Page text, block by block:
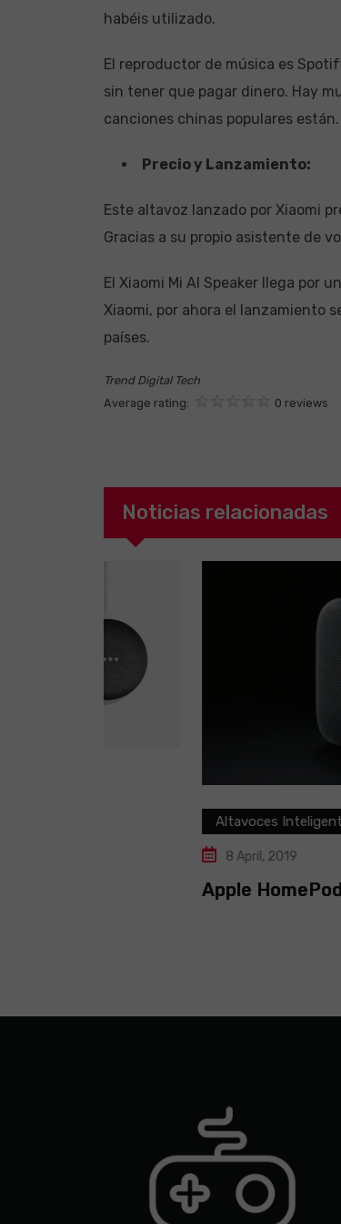
habéis utilizado.
El reproductor de música es
sin tener que pagar dinero. Hay
canciones chinas populares están.
Precio y Lanzamiento:
Este altavoz lanzado por Xiaomi
Gracias a su propio asistente de
El Xiaomi Mi AI Speaker llega por
Xiaomi, por ahora el lanzamiento
países.
Trend Digital Tech
Average rating:
0 reviews
Noticias relacionadas
Altavoces Inteligentes
Apple HomePod